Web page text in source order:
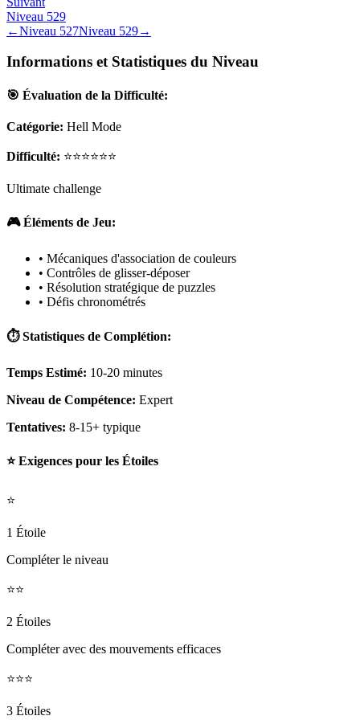
Niveau 529
←Niveau 527Niveau 529→
Informations et Statistiques du Niveau
🎯 Évaluation de la Difficulté:
Catégorie: Hell Mode
Difficulté: ⭐⭐⭐⭐⭐⭐
Ultimate challenge
🎮 Éléments de Jeu:
• Mécaniques d'association de couleurs
• Contrôles de glisser-déposer
• Résolution stratégique de puzzles
• Défis chronométrés
⏱️ Statistiques de Complétion:
Temps Estimé: 10-20 minutes
Niveau de Compétence: Expert
Tentatives: 8-15+ typique
⭐ Exigences pour les Étoiles
⭐
1 Étoile
Compléter le niveau
⭐⭐
2 Étoiles
Compléter avec des mouvements efficaces
⭐⭐⭐
3 Étoiles